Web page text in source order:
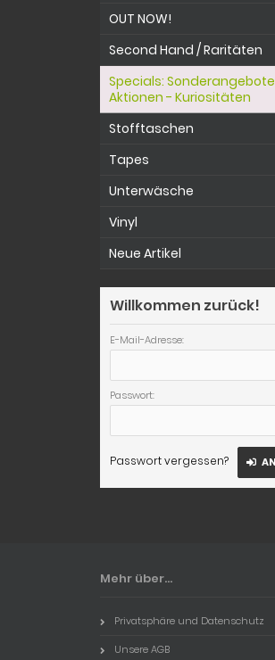
OUT NOW!
Second Hand / Raritäten
Specials:
Aktionen - Kuriositäten
Stofftaschen
Tapes
Unterwäsche
Vinyl
Neue Artikel
Willkommen zurück!
E-Mail-Adresse:
Passwort:
Passwort vergessen?
Mehr über...
Privatsphäre und Datenschutz
Unsere AGB